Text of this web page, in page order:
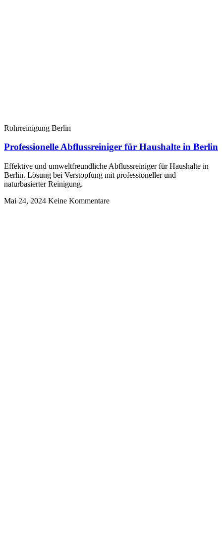
Rohrreinigung Berlin
Professionelle Abflussreiniger für Haushalte in Berlin
Effektive und umweltfreundliche Abflussreiniger für Haushalte in
Berlin. Lösung bei Verstopfung mit professioneller und
naturbasierter Reinigung.
Mai 24, 2024 Keine Kommentare